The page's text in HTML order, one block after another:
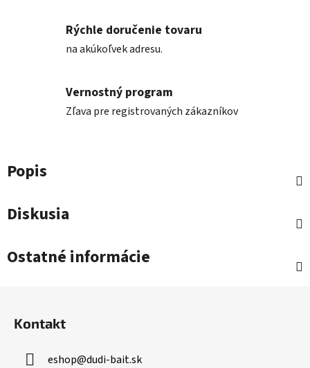
Rýchle doručenie tovaru
na akúkoľvek adresu.
Vernostný program
Zľava pre registrovaných zákazníkov
Popis
Diskusia
Ostatné informácie
Kontakt
eshop@dudi-bait.sk